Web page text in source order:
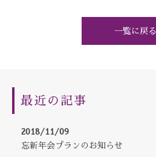
一覧に戻る
最近の記事
2018/11/09
忘新年会プランのお知らせ